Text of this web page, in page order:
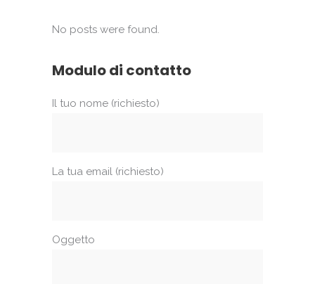
No posts were found.
Modulo di contatto
Il tuo nome (richiesto)
La tua email (richiesto)
Oggetto